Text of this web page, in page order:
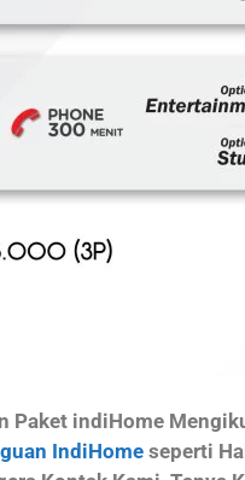
Paket indiHome
IndiHomeseperti